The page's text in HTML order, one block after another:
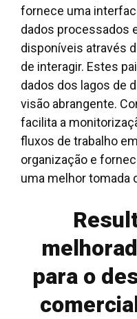
fornece uma
dados processados
disponíveis através
de interagir. Estes
dados dos lagos de
visão abrangente.
facilita a
fluxos de trabalho
organização e
uma melhor tomada
para o